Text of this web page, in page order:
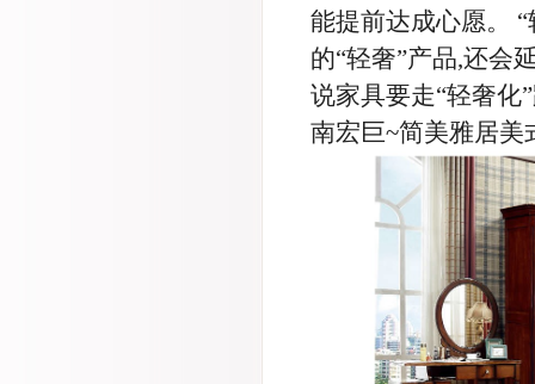
能提前达成心愿。
的“轻奢”产品,还会
说家具要走“轻奢化
南宏巨~简美雅居